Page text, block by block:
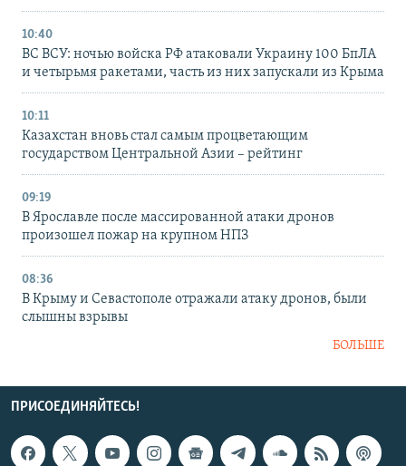
10:40
ВС ВСУ: ночью войска РФ атаковали Украину 100 БпЛА
и четырьмя ракетами, часть из них запускали из Крыма
10:11
Казахстан вновь стал самым процветающим
государством Центральной Азии – рейтинг
09:19
В Ярославле после массированной атаки дронов
произошел пожар на крупном НПЗ
08:36
В Крыму и Севастополе отражали атаку дронов, были
слышны взрывы
БОЛЬШЕ
ПРИСОЕДИНЯЙТЕСЬ!